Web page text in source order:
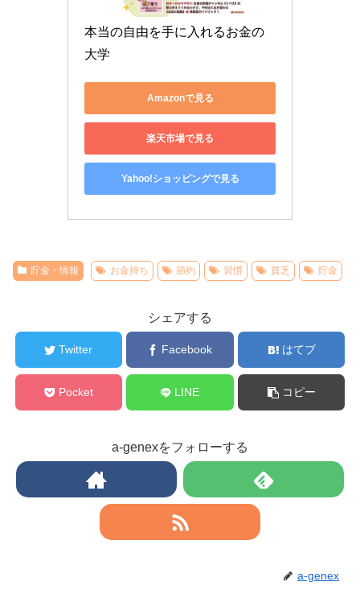
本当の自由を手に入れるお金の
大学
Amazonで見る
楽天市場で見る
Yahoo!ショッピングで見る
貯金・情報 お金持ち 節約 習慣 貧乏 貯金
シェアする
Twitter Facebook はてブ
Pocket LINE コピー
a-genexをフォローする
a-genex